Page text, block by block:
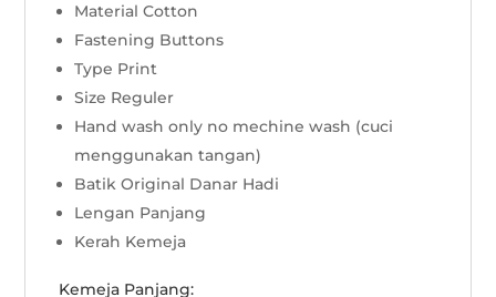
Material Cotton
Fastening Buttons
Type Print
Size Reguler
Hand wash only no mechine wash (cuci
menggunakan tangan)
Batik Original Danar Hadi
Lengan Panjang
Kerah Kemeja
Kemeja Panjang: